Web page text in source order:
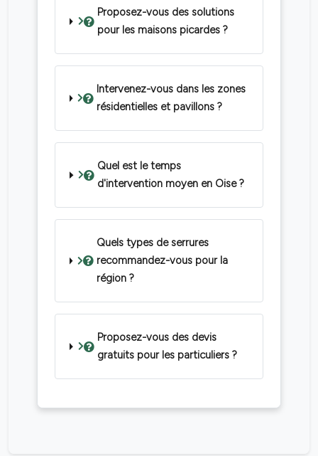
Proposez-vous des solutions
pour les maisons picardes ?
Intervenez-vous dans les zones
résidentielles et pavillons ?
Quel est le temps
d'intervention moyen en Oise ?
Quels types de serrures
recommandez-vous pour la
région ?
Proposez-vous des devis
gratuits pour les particuliers ?